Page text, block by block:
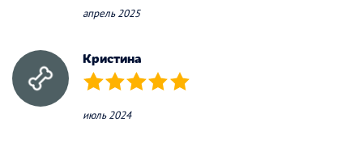
апрель 2025
Кристина
(*) (*) (*) (*) (*)
июль 2024